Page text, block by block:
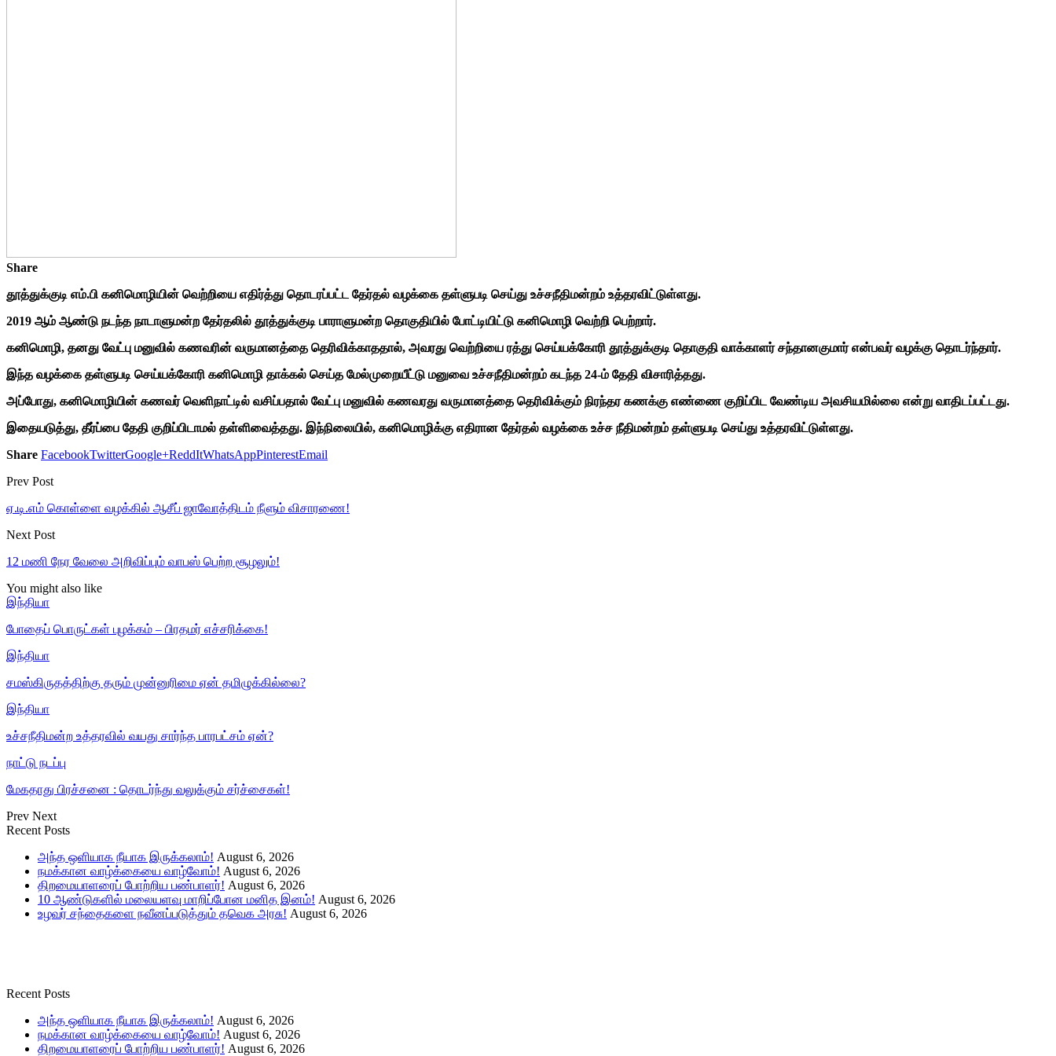
Share
தூத்துக்குடி எம்.பி கனிமொழியின் வெற்றியை எதிர்த்து தொடரப்பட்ட தேர்தல் வழக்கை தள்ளுபடி செய்து உச்சநீதிமன்றம் உத்தரவிட்டுள்ளது.
2019 ஆம் ஆண்டு நடந்த நாடாளுமன்ற தேர்தலில் தூத்துக்குடி பாராளுமன்ற தொகுதியில் போட்டியிட்டு கனிமொழி வெற்றி பெற்றார்.
கனிமொழி, தனது வேட்பு மனுவில் கணவரின் வருமானத்தை தெரிவிக்காததால், அவரது வெற்றியை ரத்து செய்யக்கோரி தூத்துக்குடி தொகுதி வாக்காளர் சந்தானகுமார் என்பவர் வழக்கு தொடர்ந்தார்.
இந்த வழக்கை தள்ளுபடி செய்யக்கோரி கனிமொழி தாக்கல் செய்த மேல்முறையீட்டு மனுவை உச்சநீதிமன்றம் கடந்த 24-ம் தேதி விசாரித்தது.
அப்போது, கனிமொழியின் கணவர் வெளிநாட்டில் வசிப்பதால் வேட்பு மனுவில் கணவரது வருமானத்தை தெரிவிக்கும் நிரந்தர கணக்கு எண்ணை குறிப்பிட வேண்டிய அவசியமில்லை என்று வாதிடப்பட்டது.
இதையடுத்து, தீர்ப்பை தேதி குறிப்பிடாமல் தள்ளிவைத்தது. இந்நிலையில், கனிமொழிக்கு எதிரான தேர்தல் வழக்கை உச்ச நீதிமன்றம் தள்ளுபடி செய்து உத்தரவிட்டுள்ளது.
Share FacebookTwitterGoogle+ReddItWhatsAppPinterestEmail
Prev Post
ஏ.டி.எம் கொள்ளை வழக்கில் ஆசீப் ஜாவோத்திடம் நீளும் விசாரணை!
Next Post
12 மணி நேர வேலை அறிவிப்பும் வாபஸ் பெற்ற சூழலும்!
You might also like
இந்தியா
போதைப் பொருட்கள் புழக்கம் – பிரதமர் எச்சரிக்கை!
இந்தியா
சமஸ்கிருதத்திற்கு தரும் முன்னுரிமை ஏன் தமிழுக்கில்லை?
இந்தியா
உச்சநீதிமன்ற உத்தரவில் வயது சார்ந்த பாரபட்சம் ஏன்?
நாட்டு நடப்பு
மேகதாது பிரச்சனை : தொடர்ந்து வலுக்கும் சர்ச்சைகள்!
Prev Next
Recent Posts
அந்த ஒளியாக நீயாக இருக்கலாம்! August 6, 2026
நமக்கான வாழ்க்கையை வாழ்வோம்! August 6, 2026
திறமையாளரைப் போற்றிய பண்பாளர்! August 6, 2026
10 ஆண்டுகளில் மலையளவு மாறிப்போன மனித இனம்! August 6, 2026
உழவர் சந்தைகளை நவீனப்படுத்தும் தவெக அரசு! August 6, 2026
Recent Posts
அந்த ஒளியாக நீயாக இருக்கலாம்! August 6, 2026
நமக்கான வாழ்க்கையை வாழ்வோம்! August 6, 2026
திறமையாளரைப் போற்றிய பண்பாளர்! August 6, 2026